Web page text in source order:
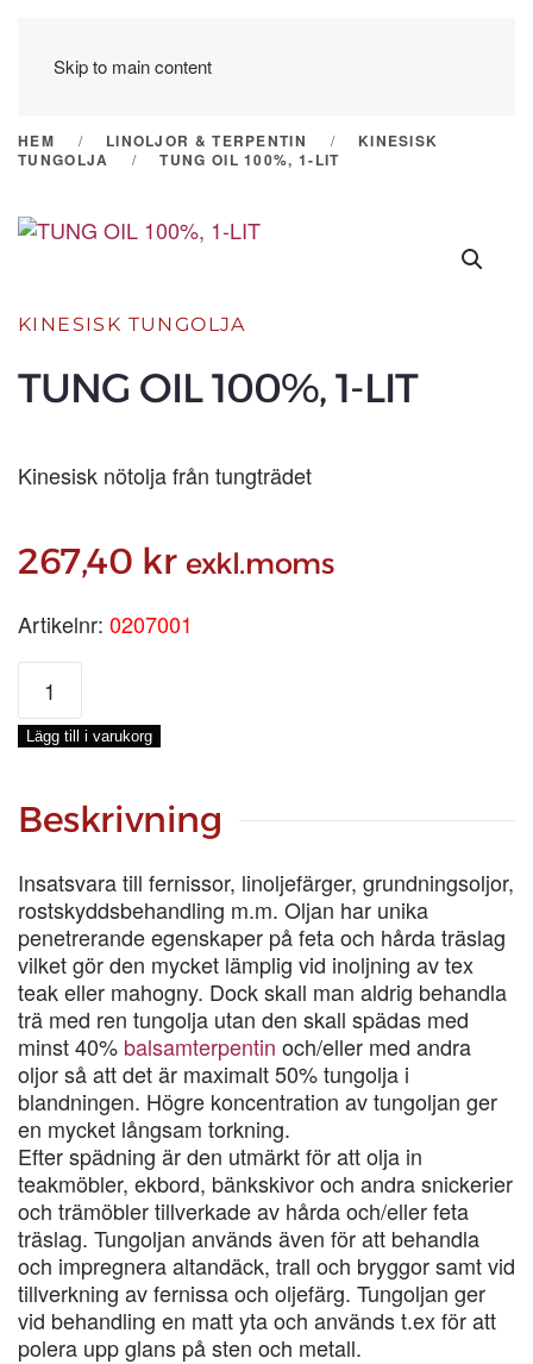
Skip to main content
HEM LINOLJOR & TERPENTIN
KINESISK
TUNGOLJA
TUNG OIL 100%, 1-LIT
KINESISK TUNGOLJA
TUNG OIL 100%, 1-LIT
Kinesisk nötolja från tungträdet
267,40 kr exkl.moms
Artikelnr: 0207001
TUNG
OIL
100%,
1-
mängd
Lägg till i varukorg
Beskrivning
Insatsvara till fernissor, linoljefärger, grundningsoljor,
rostskyddsbehandling m.m. Oljan har unika
penetrerande egenskaper på feta och hårda träslag
vilket gör den mycket lämplig vid inoljning av tex
teak eller mahogny. Dock skall man aldrig behandla
trä med ren tungolja utan den skall spädas med
minst 40% balsamterpentin och/eller med andra
oljor så att det är maximalt 50% tungolja i
blandningen. Högre koncentration av tungoljan ger
en mycket långsam torkning.
Efter spädning är den utmärkt för att olja in
teakmöbler, ekbord, bänkskivor och andra snickerier
och trämöbler tillverkade av hårda och/eller feta
träslag. Tungoljan används även för att behandla
och impregnera altandäck, trall och bryggor samt vid
tillverkning av fernissa och oljefärg. Tungoljan ger
vid behandling en matt yta och används t.ex för att
polera upp glans på sten och metall.